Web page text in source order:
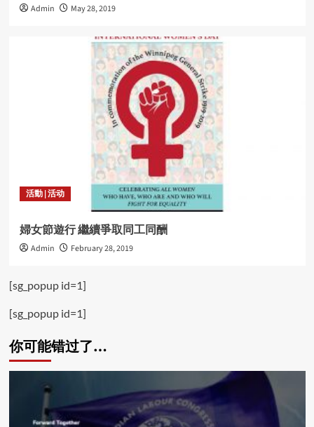
Admin May 28, 2019
活動 | 活动
婦女節遊行 繼續爭取同工同酬
Admin February 28, 2019
[sg_popup id=1]
[sg_popup id=1]
你可能错过了…